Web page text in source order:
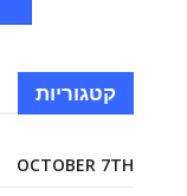
קטגוריות
OCTOBER 7TH